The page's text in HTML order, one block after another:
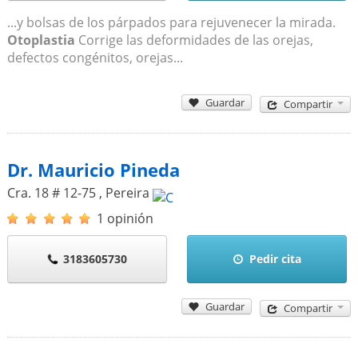
...y bolsas de los párpados para rejuvenecer la mirada.
Otoplastia Corrige las deformidades de las orejas,
defectos congénitos, orejas...
Guardar Compartir
Dr. Mauricio Pineda
Cra. 18 # 12-75 , Pereira
1 opinión
3183605730 Pedir cita
Guardar Compartir